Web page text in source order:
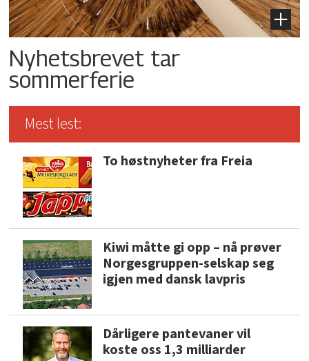
Nyhetsbrevet tar
sommerferie
Mest lest:
To høstnyheter fra Freia
Kiwi måtte gi opp – nå prøver
Norgesgruppen-selskap seg
igjen med dansk lavpris
Dårligere pantevaner vil
koste oss 1,3 milliarder